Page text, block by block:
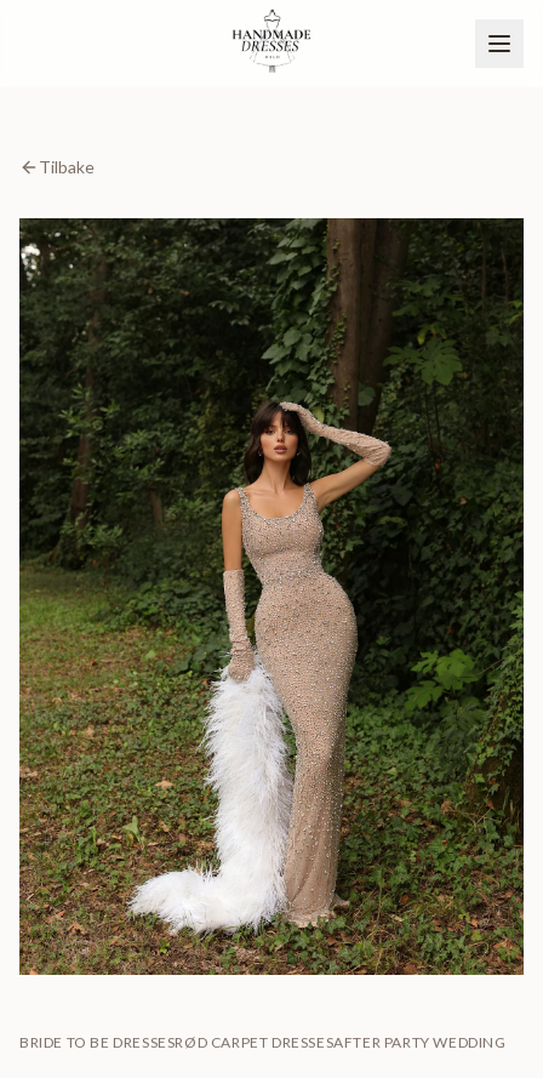
NO BLI PARTNER
Tilbake
BRIDE TO BE DRESSESRØD CARPET DRESSESAFTER PARTY WEDDING